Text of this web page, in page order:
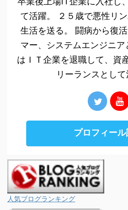
て活躍。 ２５歳で悪性リ
生活を送る。 闘病から復
マー、システムエンジニ
はＩＴ企業を退職して、資
リーランスとして
プロフィー
人気ブログランキング